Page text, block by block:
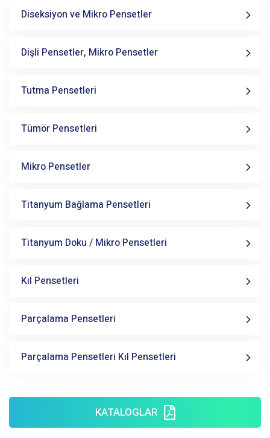
Diseksiyon ve Mikro Pensetler
Dişli Pensetler, Mikro Pensetler
Tutma Pensetleri
Tümör Pensetleri
Mikro Pensetler
Titanyum Bağlama Pensetleri
Titanyum Doku / Mikro Pensetleri
Kıl Pensetleri
Parçalama Pensetleri
Parçalama Pensetleri Kıl Pensetleri
KATALOGLAR